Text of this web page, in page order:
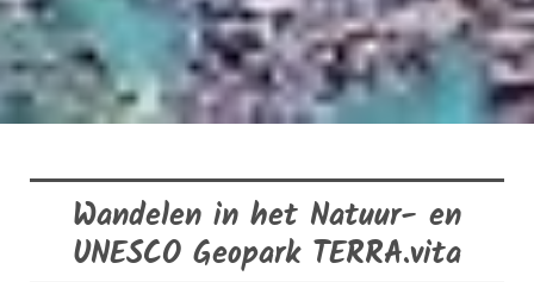
Wandelen in het Natuur- en
UNESCO Geopark TERRA.vita